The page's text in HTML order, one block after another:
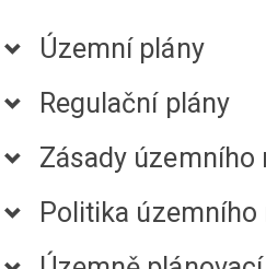
Územní plány
Regulační plány
Zásady územního
Politika územního